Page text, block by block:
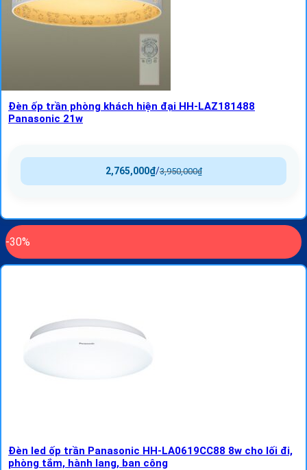
Đèn ốp trần phòng khách hiện đại HH-LAZ181488
Panasonic 21w
3,950,000₫
/
2,765,000₫
-30%
Đèn led ốp trần Panasonic HH-LA0619CC88 8w cho lối đi,
phòng tắm, hành lang, ban công